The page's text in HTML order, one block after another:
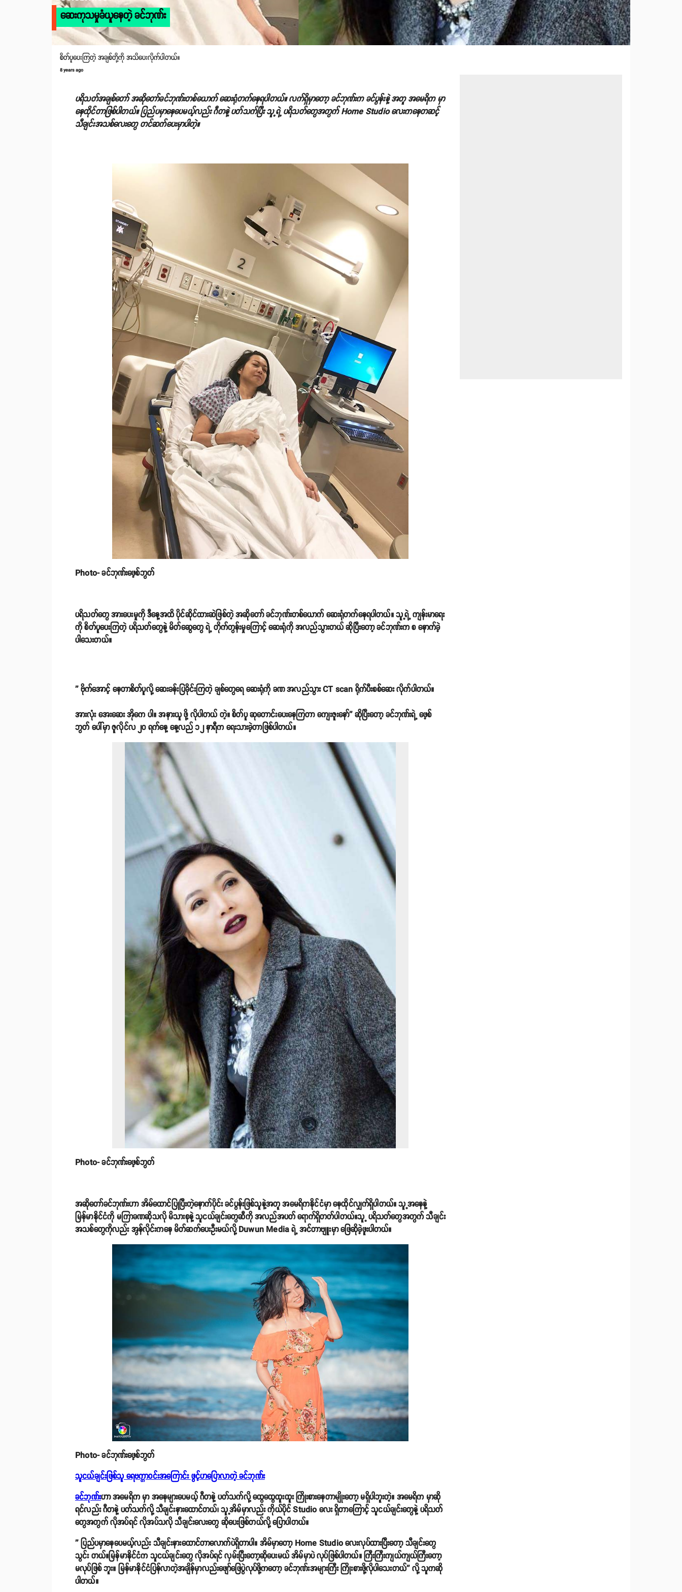
ဆေးကုသမှုခံယူနေတဲ့ ခင်ဘုဏ်း
စိတ်ပူပေးကြတဲ့ အချစ်တို့ကို အသိပေးလိုက်ပါတယ်။
8 years ago
ပရိသတ်အချစ်တော် အဆိုတော်ခင်ဘုဏ်းတစ်ယောက် ဆေးရုံတက်နေရပါတယ်။ လက်ရှိမှာတော့ ခင်ဘုဏ်းက ခင်ပွန်းနဲ့ အတူ အမေရိက မှာ
နေထိုင်တာဖြစ်ပါတယ်။ ပြည်ပမှာနေပေမယ့်လည်း ဂီတနဲ့ ပတ်သက်ပြီး သူ့ရဲ့ ပရိသတ်တွေအတွက် Home Studio လေးကနေတဆင့်
သီချင်းအသစ်လေးတွေ တင်ဆက်ပေးမှာပါတဲ့။
Photo- ခင်ဘုဏ်းဖေ့စ်ဘွတ်
ပရိသတ်တွေ အားပေးမှုကို ဒီနေ့အထိ ပိုင်ဆိုင်ထားဆဲဖြစ်တဲ့ အဆိုတော် ခင်ဘုဏ်းတစ်ယောက် ဆေးရုံတက်နေရပါတယ်။ သူ့ရဲ့ ကျန်းမာရေး
ကို စိတ်ပူပေးကြတဲ့ ပရိသတ်တွေနဲ့ မိတ်ဆွေတွေ ရဲ့ တိုက်တွန်းမှုကြောင့် ဆေးရုံကို အလည်သွားတယ် ဆိုပြီးတော့ ခင်ဘုဏ်းက စ နောက်ခဲ့
ပါသေးတယ်။
'' ဗိုက်အောင့် နေတာစိတ်ပူလို့ ဆေးခန်းပြခိုင်းကြတဲ့ ချစ်တွေရေ ဆေးရုံကို ခဏ အလည်သွား CT scan ရိုက်ပီးစစ်ဆေး လိုက်ပါတယ်။
အားလုံး အေးဆေး အိုကေ ပါ။ အနားယူ ဖို့ လိုပါတယ် တဲ့။ စိတ်ပူ ဆုတောင်းပေးနေကြတာ ကျေးဇူးနော်'' ဆိုပြီးတော့ ခင်ဘုဏ်းရဲ့ ဖေ့စ်
ဘွတ် ပေါ်မှာ ဇူလိုင်လ ၂၀ ရက်နေ့ နေ့လည် ၁၂ နာရီက ရေးသားခဲ့တာဖြစ်ပါတယ်။
Photo- ခင်ဘုဏ်းဖေ့စ်ဘွတ်
အဆိုတော်ခင်ဘုဏ်းဟာ အိမ်ထောင်ပြုပြီးတဲ့နောက်ပိုင်း ခင်ပွန်းဖြစ်သူနဲ့အတူ အမေရိကနိုင်ငံမှာ နေထိုင်လျှက်ရှိပါတယ်။ သူ့အနေနဲ့
မြန်မာနိုင်ငံကို မကြာခဏဆိုသလို မိသားစုနဲ့ သူငယ်ချင်းတွေဆီကို အလည်အပတ် ရောက်ရှိတတ်ပါတယ်။သူ့ ပရိသတ်တွေအတွက် သီချင်း
အသစ်တွေကိုလည်း အွန်လိုင်းကနေ မိတ်ဆက်ပေးဦးမယ်လို့ Duwun Media ရဲ့ အင်တာဗျူးမှာ ဖြေဆိုခဲ့ဖူးပါတယ်။
Photo- ခင်ဘုဏ်းဖေ့စ်ဘွတ်
သူငယ်ချင်းဖြစ်သူ ရေဗက္ကာဝင်းအကြောင်း ဖွင့်ဟပြောလာတဲ့ ခင်ဘုဏ်း
ခင်ဘုဏ်းဟာ အမေရိက မှာ အနေများပေမယ့် ဂီတနဲ့ ပတ်သက်လို့ ထွေထွေထူးထူး ကြိုးစားနေတာမျိုးတော့ မရှိပါဘူးတဲ့။ အမေရိက မှာဆို
ရင်လည်း ဂီတနဲ့ ပတ်သက်လို့ သီချင်းနားထောင်တယ်၊ သူ့အိမ်မှာလည်း ကိုယ်ပိုင် Studio လေး ရှိတာကြောင့် သူငယ်ချင်းတွေနဲ့ ပရိသတ်
တွေအတွက် လိုအပ်ရင် လိုအပ်သလို သီချင်းလေးတွေ ဆိုပေးဖြစ်တယ်လို့ ပြောပါတယ်။
'' ပြည်ပမှာနေပေမယ့်လည်း သီချင်းနားထောင်တာလောက်ပဲရှိတာပါ။ အိမ်မှာတော့ Home Studio လေးလုပ်ထားပြီးတော့ သီချင်းတွေ
သွင်း တယ်။မြန်မာနိုင်ငံက သူငယ်ချင်းတွေ လိုအပ်ရင် လှမ်းပြီးတော့ဆိုပေးမယ် အိမ်မှာပဲ လုပ်ဖြစ်ပါတယ်။ ကြီးကြီးကျယ်ကျယ်ကြီးတော့
မလုပ်ဖြစ် ဘူး။ မြန်မာနိုင်ငံပြန်လာတဲ့အချိန်မှာလည်းဖျော်ဖြေပွဲလုပ်ဖို့ကတော့ ခင်ဘုဏ်းအများကြီး ကြိုးစားဖို့လိုပါသေးတယ်'' လို့ သူကဆို
ပါတယ်။